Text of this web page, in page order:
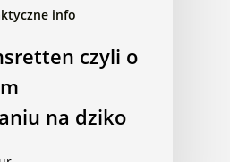
info
czyli o
na dziko